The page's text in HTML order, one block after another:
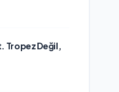
Tropez Değil,